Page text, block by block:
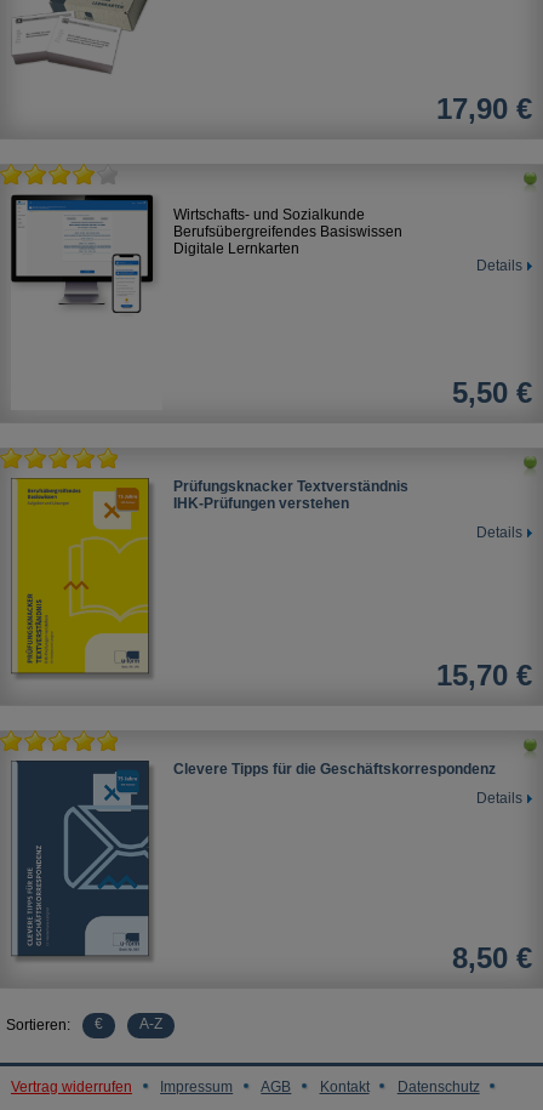
17,90 €
Wirtschafts- und Sozialkunde
Berufsübergreifendes Basiswissen
Digitale Lernkarten
Details
5,50 €
Prüfungsknacker Textverständnis
IHK-Prüfungen verstehen
Details
15,70 €
Clevere Tipps für die Geschäftskorrespondenz
Details
8,50 €
Sortieren: € A-Z
Vertrag widerrufen Impressum AGB Kontakt
Datenschutz